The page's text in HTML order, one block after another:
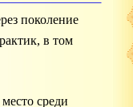
поколение
в том
среди